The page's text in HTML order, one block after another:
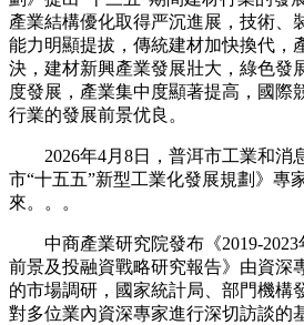
產業結構優化取得严沉進展，技術、
能力明顯提拔，傳統建材加快換代，
決，建材新興產業發展壯大，綠色發
度發展，產業集中度顯著提高，國際
行業的發展前景优良。
2026年4月8日，普洱市工業和消
市“十五五”新型工業化發展規劃》專
來。。。
中商產業研究院發布《2019-2023
前景及投融資戰略研究報告》由資深
的市場調研，國家統計局、部門機構
對多位業內資深專家進行深切訪談的